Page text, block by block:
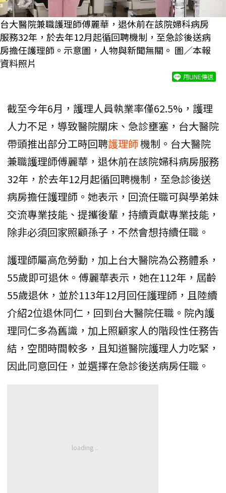
台大醫院兼職護理師傅麗華，退休前在該院婦科病房
服務32年，於去年12月起循回聘機制，至急診後送病
房擔任護理師。示意圖，人物與新聞無關。 圖／本報
資料照片
用LINE傳送
截至今年6月，護理人員執業率僅62.5%，護理
人力不足，導致醫院關床、急診壅塞，台大醫院
帶頭推出部分工時回聘護理師機制。台大醫院
兼職護理師傅麗華，退休前在該院婦科病房服務
32年，於去年12月起循回聘機制，至急診後送
病房擔任護理師。她表示，回流任職可與學弟妹
交流專業技能、提攜後輩，持續貢獻專業技能，
除非必須回家照顧孫子，不然會想持續任職。
護理師屬高危勞動，加上台大醫院為公務體系，
55歲即可退休。傅麗華表示，她在112年，屆齡
55歲退休，並於113年12月回任護理師，且陸續
介紹2位退休同仁，回到台大醫院任職。院內護
理同仁多為舊識，加上照顧家人的階段性任務告
結，空閒時間較多，且知道醫院護理人力吃緊，
因此同意回任，並選擇在急診後送病房任職。